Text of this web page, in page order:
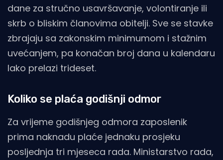
dane za stručno usavršavanje, volontiranje ili
skrb o bliskim članovima obitelji. Sve se stavke
zbrajaju sa zakonskim minimumom i stažnim
uvećanjem, pa konačan broj dana u kalendaru
lako prelazi trideset.
Koliko se plaća godišnji odmor
Za vrijeme godišnjeg odmora zaposlenik
prima naknadu plaće jednaku prosjeku
posljednja tri mjeseca rada. Ministarstvo rada,